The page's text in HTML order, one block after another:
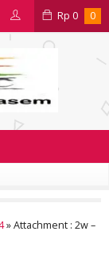
Rp 0 0
» Attachment : 2w –